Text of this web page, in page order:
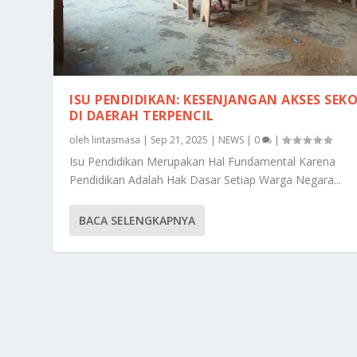
ISU PENDIDIKAN: KESENJANGAN AKSES
DI DAERAH TERPENCIL
oleh lintasmasa | Sep 21, 2025 | NEWS | 0 |
Isu Pendidikan Merupakan Hal Fundamental Karena
Pendidikan Adalah Hak Dasar Setiap Warga Negara...
BACA SELENGKAPNYA